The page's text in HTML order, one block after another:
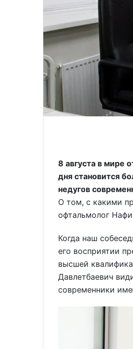
8 августа в мире
дня становится
недугов
О том, с какими
офтальмолог
Когда наш
его восприятии
высшей
Давлетбаевич
современники